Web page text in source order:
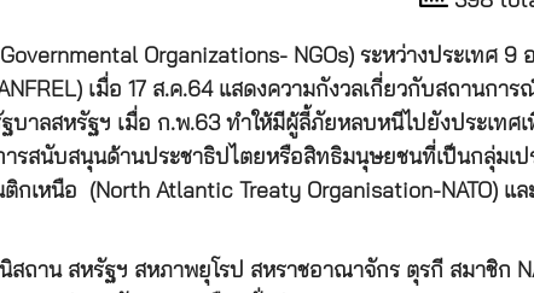
Organizations- NGOs) ระหว่างประเทศ 9
เมื่อ 17 ส.ค.64 แสดงความกังวลเกี่ยวกับสถานกา
บาลสหรัฐฯ เมื่อ ก.พ.63 ทำให้มีผู้ลี้ภัยหลบหนีไปยังประเท
รสนับสนุนด้านประชาธิปไตยหรือสิทธิมนุษยชนที่เป็นกลุ่มเป
หนือ (North Atlantic Treaty Organisation-NATO) แล
ถาน สหรัฐฯ สหภาพยุโรป สหราชอาณาจักร ตุรกี สมาชิก